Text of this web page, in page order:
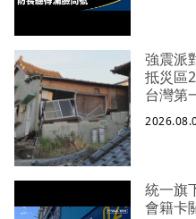
強震派
抵災區
台灣第
統一旗
會籍卡